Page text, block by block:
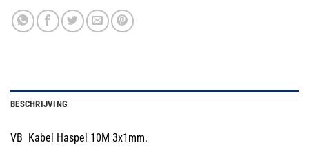
BESCHRIJVING
VB Kabel Haspel 10M 3x1mm.